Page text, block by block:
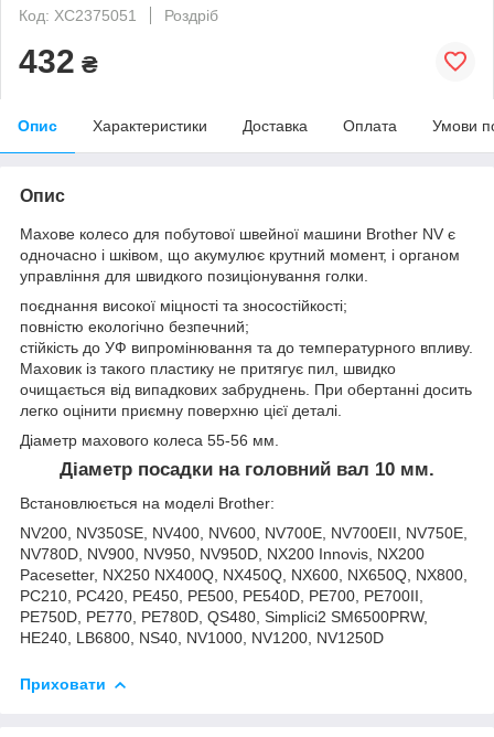
Код: XC2375051
Роздріб
432 ₴
Опис Характеристики Доставка Оплата Умови
Опис
Махове колесо для побутової швейної машини Brother NV є
одночасно і шківом, що акумулює крутний момент, і органом
управління для швидкого позиціонування голки.
поєднання високої міцності та зносостійкості;
повністю екологічно безпечний;
стійкість до УФ випромінювання та до температурного впливу.
Маховик із такого пластику не притягує пил, швидко
очищається від випадкових забруднень. При обертанні досить
легко оцінити приємну поверхню цієї деталі.
Діаметр махового колеса 55-56 мм.
Діаметр посадки на головний вал 10 мм.
Встановлюється на моделі Brother:
NV200, NV350SE, NV400, NV600, NV700E, NV700EII, NV750E,
NV780D, NV900, NV950, NV950D, NX200 Innovis, NX200
Pacesetter, NX250 NX400Q, NX450Q, NX600, NX650Q, NX800,
PC210, PC420, PE450, PE500, PE540D, PE700, PE700II,
PE750D, PE770, PE780D, QS480, Simplici2 SM6500PRW,
HE240, LB6800, NS40, NV1000, NV1200, NV1250D
Приховати